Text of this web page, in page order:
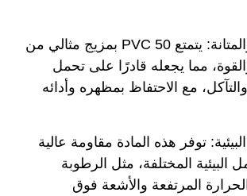
يتمتع PVC 50 بمزيج مثالي من
مما يجعله قادرًا على تحمل
مع الاحتفاظ بمظهره وأدائه
توفر هذه المادة مقاومة عالية
البيئية المختلفة، مثل الرطوبة
المرتفعة والأشعة فوق